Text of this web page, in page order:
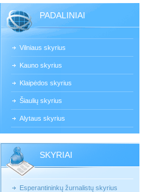
PADALINIAI
Vilniaus skyrius
Kauno skyrius
Klaipėdos skyrius
Šiaulių skyrius
Alytaus skyrius
SKYRIAI
Esperantininkų žurnalistų skyrius